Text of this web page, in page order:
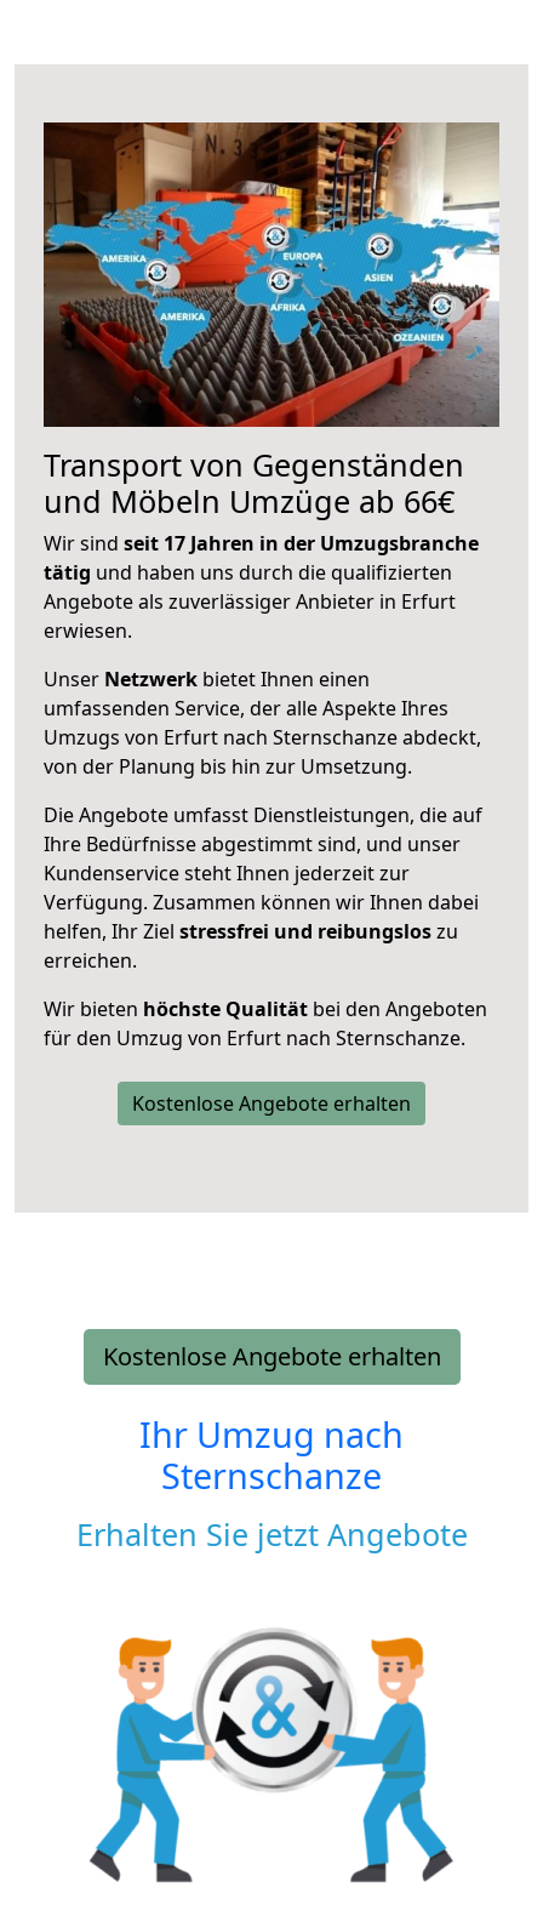
Transport von Gegenständen
und Möbeln Umzüge ab 66€
Wir sind seit 17 Jahren in der Umzugsbranche
tätig und haben uns durch die qualifizierten
Angebote als zuverlässiger Anbieter in Erfurt
erwiesen.
Unser Netzwerk bietet Ihnen einen
umfassenden Service, der alle Aspekte Ihres
Umzugs von Erfurt nach Sternschanze abdeckt,
von der Planung bis hin zur Umsetzung.
Die Angebote umfasst Dienstleistungen, die auf
Ihre Bedürfnisse abgestimmt sind, und unser
Kundenservice steht Ihnen jederzeit zur
Verfügung. Zusammen können wir Ihnen dabei
helfen, Ihr Ziel stressfrei und reibungsloszu
erreichen.
Wir bieten höchste Qualität bei den Angeboten
für den Umzug von Erfurt nach Sternschanze.
Kostenlose Angebote erhalten
Kostenlose Angebote erhalten
Ihr Umzug nach
Sternschanze
Erhalten Sie jetzt Angebote